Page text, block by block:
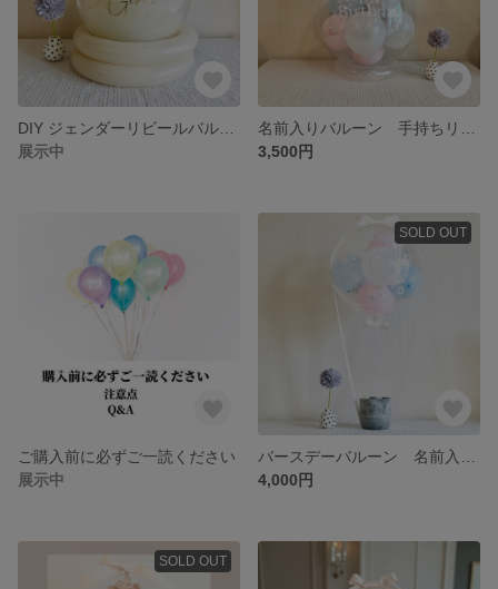
展示中
3,500円
ご購入前に必ずご一読ください
展示中
SOLD OUT
4,000円
SOLD OUT